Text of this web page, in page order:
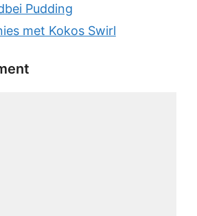
Pudding
met Kokos Swirl